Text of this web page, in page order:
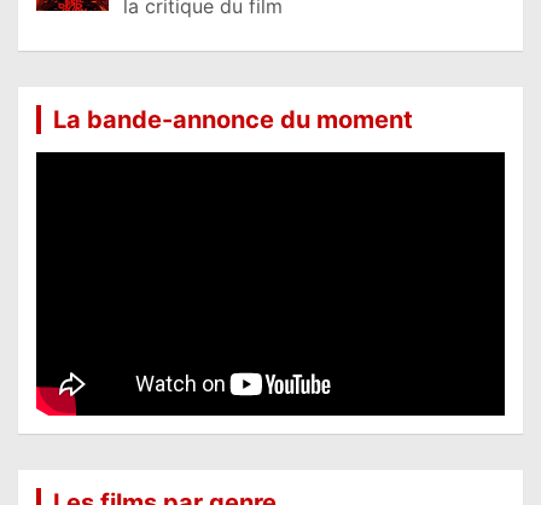
la critique du film
La bande-annonce du moment